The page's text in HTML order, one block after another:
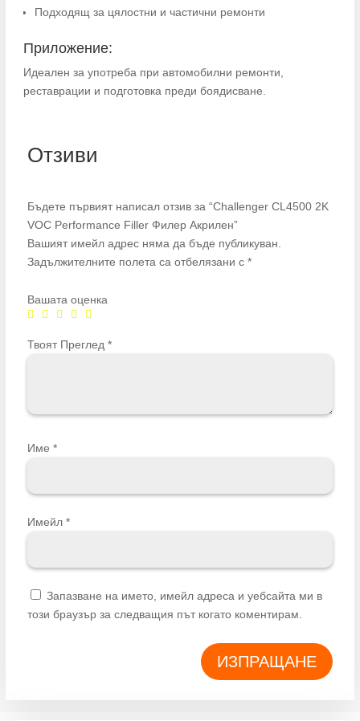
Подходящ за цялостни и частични ремонти
Приложение:
Идеален за употреба при автомобилни ремонти,
реставрации и подготовка преди боядисване.
Отзиви
Бъдете първият написал отзив за “Challenger CL4500 2K
VOC Performance Filler Филер Акрилен”
Вашият имейл адрес няма да бъде публикуван.
Задължителните полета са отбелязани с*
Вашата оценка
Твоят Преглед*
Име*
Имейл*
Запазване на името, имейл адреса и уебсайта ми в
този браузър за следващия път когато коментирам.
ИЗПРАЩАНЕ